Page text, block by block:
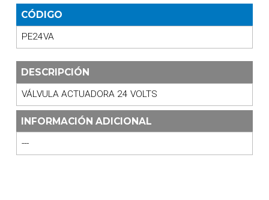
CÓDIGO
PE24VA
DESCRIPCIÓN
VÁLVULA ACTUADORA 24 VOLTS
INFORMACIÓN ADICIONAL
---